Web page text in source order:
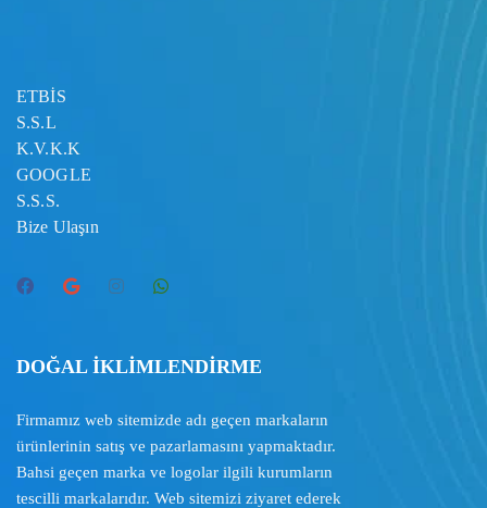
ETBİS
S.S.L
K.V.K.K
GOOGLE
S.S.S.
Bize Ulaşın
DOĞAL İKLİMLENDİRME
Firmamız web sitemizde adı geçen markaların
ürünlerinin satış ve pazarlamasını yapmaktadır.
Bahsi geçen marka ve logolar ilgili kurumların
tescilli markalarıdır. Web sitemizi ziyaret ederek